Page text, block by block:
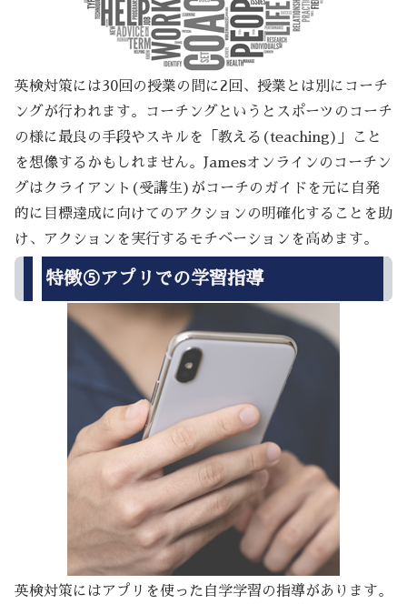
英検対策には30回の授業の間に2回、授業とは別にコーチ
ングが行われます。コーチングというとスポーツのコーチ
の様に最良の手段やスキルを「教える(teaching)」こと
を想像するかもしれません。Jamesオンラインのコーチン
グはクライアント(受講生)がコーチのガイドを元に自発
的に目標達成に向けてのアクションの明確化することを助
け、アクションを実行するモチベーションを高めます。
特徴⑤アプリでの学習指導
英検対策にはアプリを使った自学学習の指導があります。